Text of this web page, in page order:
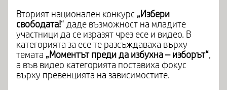
Вторият национален конкурс „Избери
свободата!“ даде възможност на младите
участници да се изразят чрез есе и видео. В
категорията за есе те разсъждаваха върху
темата „Моментът преди да избухна – изборът“,
а във видео категорията поставиха фокус
върху превенцията на зависимостите.